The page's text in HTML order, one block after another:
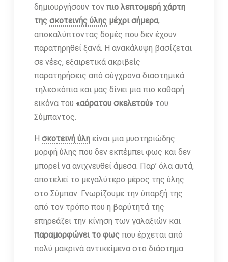
δημιουργήσουν τον πιο λεπτομερή χάρτη
της σκοτεινής ύληςμέχρι σήμερα,
αποκαλύπτοντας δομές που δεν έχουν
παρατηρηθεί ξανά. Η ανακάλυψη βασίζεται
σε νέες, εξαιρετικά ακριβείς
παρατηρήσεις από σύγχρονα διαστημικά
τηλεσκόπια και μας δίνει μια πιο καθαρή
εικόνα του «αόρατου σκελετού»του
Σύμπαντος.
Η σκοτεινή ύληείναι μια μυστηριώδης
μορφή ύλης που δεν εκπέμπει φως και δεν
μπορεί να ανιχνευθεί άμεσα. Παρ’ όλα αυτά,
αποτελεί το μεγαλύτερο μέρος της ύλης
στο Σύμπαν. Γνωρίζουμε την ύπαρξή της
από τον τρόπο που η βαρύτητά της
επηρεάζει την κίνηση των γαλαξιών και
παραμορφώνει το φωςπου έρχεται από
πολύ μακρινά αντικείμενα στο διάστημα.